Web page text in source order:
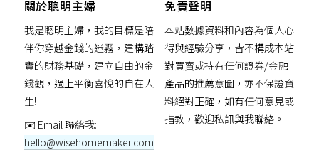
關於聰明主婦
我是聰明主婦，我的目標是陪
伴你穿越金錢的迷霧，建構踏
實的財務基礎，建立自由的金
錢觀，過上平衡喜悅的自在人
生!
✉️ Email 聯絡我:
hello@wisehomemaker.com
免責聲明
本站數據資料和內容為個人心
得與經驗分享，皆不構成本站
對買賣或持有任何證券/金融
產品的推薦意圖，亦不保證資
料絕對正確，如有任何意見或
指教，歡迎私訊與我聯絡。